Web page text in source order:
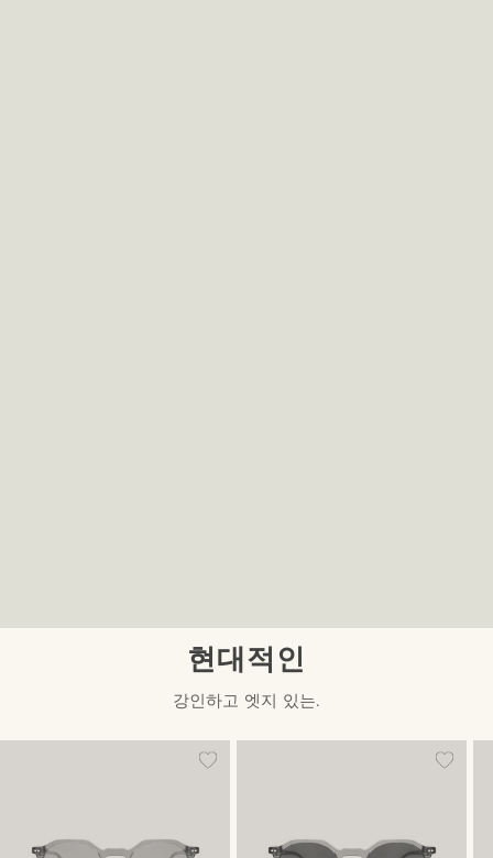
현대적인
강인하고 엣지 있는.